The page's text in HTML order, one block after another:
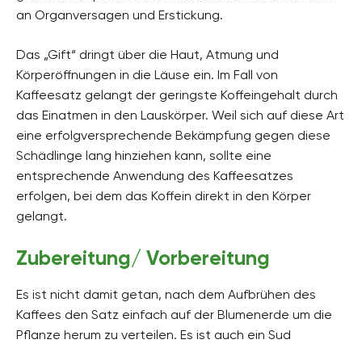
an Organversagen und Erstickung.
Das „Gift“ dringt über die Haut, Atmung und
Körperöffnungen in die Läuse ein. Im Fall von
Kaffeesatz gelangt der geringste Koffeingehalt durch
das Einatmen in den Lauskörper. Weil sich auf diese Art
eine erfolgversprechende Bekämpfung gegen diese
Schädlinge lang hinziehen kann, sollte eine
entsprechende Anwendung des Kaffeesatzes
erfolgen, bei dem das Koffein direkt in den Körper
gelangt.
Zubereitung/ Vorbereitung
Es ist nicht damit getan, nach dem Aufbrühen des
Kaffees den Satz einfach auf der Blumenerde um die
Pflanze herum zu verteilen. Es ist auch ein Sud